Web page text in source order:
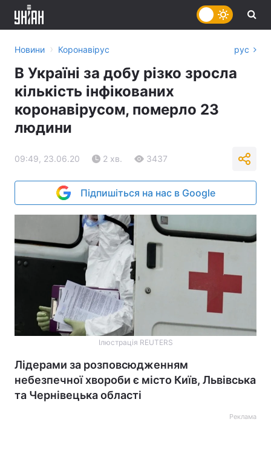
Новини › Коронавірус рус
В Україні за добу різко зросла
кількість інфікованих
коронавірусом, померло 23
людини
09:49, 23.06.20 2 хв. 3437
Підпишіться на нас в Google
Ілюстрація REUTERS
Лідерами за розповсюдженням
небезпечної хвороби є місто Київ, Львівська
та Чернівецька області
Реклама